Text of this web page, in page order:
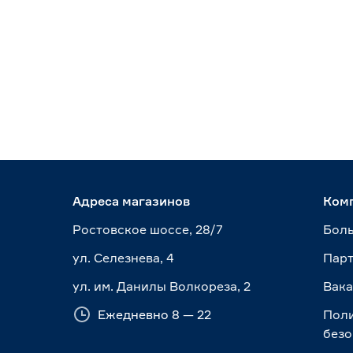
Адреса магазинов
Ростовское шоссе, 28/7
ул. Селезнева, 4
ул. им. Данилы Волкореза, 2
Ежедневно 8 — 22